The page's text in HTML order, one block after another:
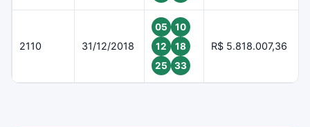
2110 31/12/2018
05
10
12
18
25
33
R$ 5.818.007,36